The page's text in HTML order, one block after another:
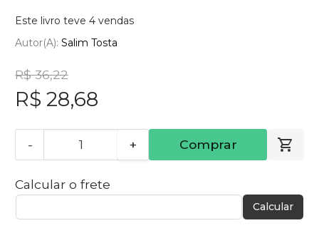
Este livro teve 4 vendas
Autor(a): Salim Tosta
R$ 36,22
R$ 28,68
- + Comprar
Calcular o frete
Calcular